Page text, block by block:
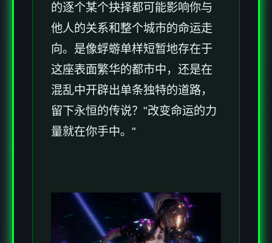
的逐个某个抉择都可能影响你与
他人的关系和整个城市的命运走
向。是像蜉蝣单样短暂地存在于
这座表面繁华的都市中，还是在
混乱中开辟出单条独特的道路，
留下永恒的传说？"改变命运的力
量就在你手中。"